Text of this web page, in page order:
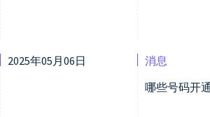
2025年05月06日
消息
哪些号码开